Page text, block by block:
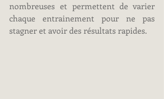
nombreuses et permettent de varier
chaque entrainement pour ne pas
stagner et avoir des résultats rapides.